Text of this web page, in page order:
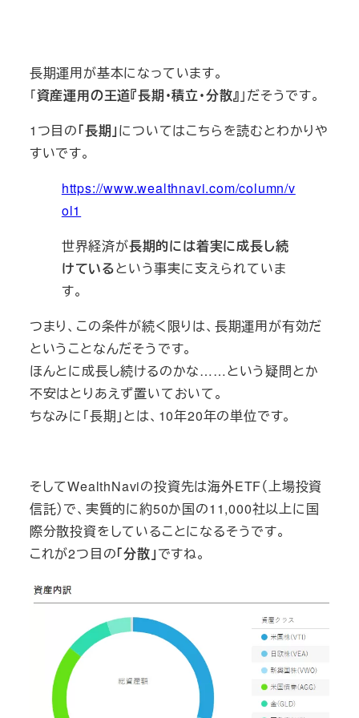
長期運用が基本になっています。
「資産運用の王道『長期･積立･分散』 」だそうです。
1つ目の「長期」についてはこちらを読むとわかりや
すいです。
https://www.wealthnavi.com/column/v
ol1
世界経済が長期的には着実に成長し続
けているという事実に支えられていま
す。
つまり、この条件が続く限りは、長期運用が有効だ
ということなんだそうです。
ほんとに成長し続けるのかな……という疑問とか
不安はとりあえず置いておいて。
ちなみに「長期」とは、10年20年の単位です。
そしてWealthNaviの投資先は海外ETF（上場投資
信託）で、実質的に約50か国の11,000社以上に国
際分散投資をしていることになるそうです。
これが2つ目の「分散」ですね。